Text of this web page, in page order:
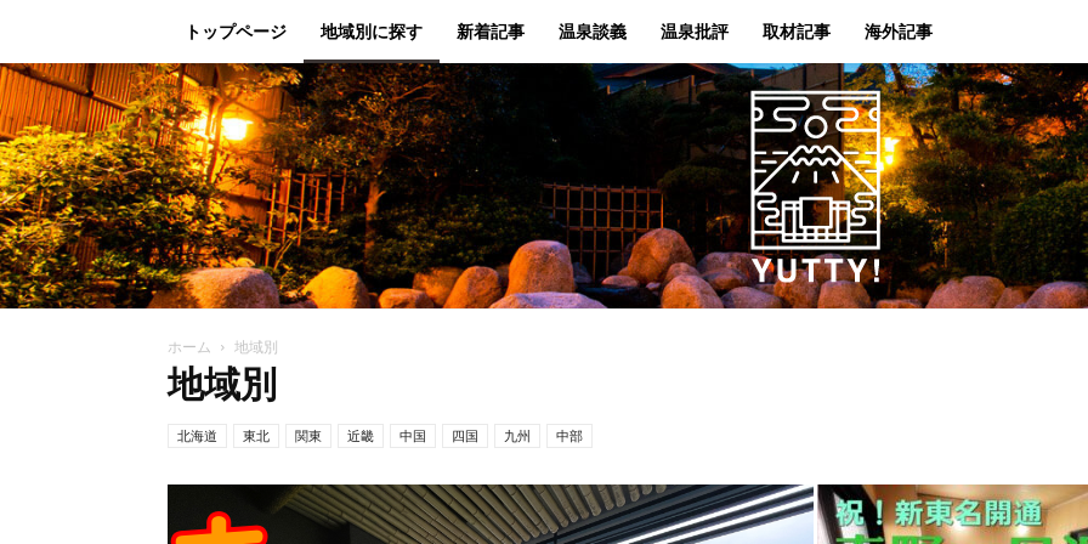
トップページ 地域別に探す 新着記事 温泉談義 温泉批評 取材記事 海外記事
ホーム 地域別
地域別
北海道 東北 関東 近畿 中国 四国 九州 中部